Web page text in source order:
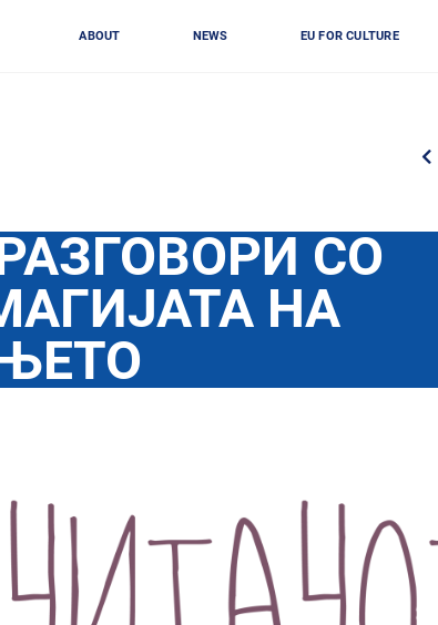
ABOUT NEWS EU FOR CULTURE
СО
НА